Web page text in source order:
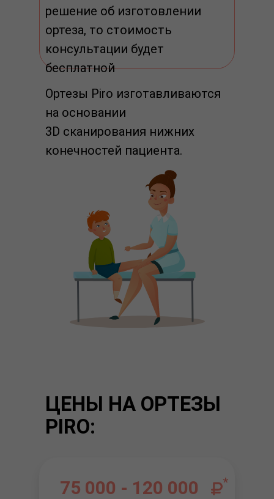
решение об изготовлении
ортеза, то стоимость
консультации будет
бесплатной
Ортезы Piro изготавливаются
на основании
3D сканирования нижних
конечностей пациента.
ЦЕНЫ НА ОРТЕЗЫ
PIRO:
75 000 - 120 000 *